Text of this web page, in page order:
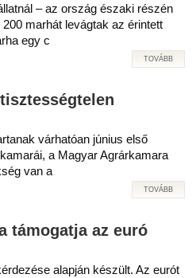
– az ország északi részén
marhát levágtak az érintett
egy c
TOVÁBB
várhatóan június első
a Magyar Agrárkamara
van a
TOVÁBB
támogatja az euró
alapján készült. Az eurót